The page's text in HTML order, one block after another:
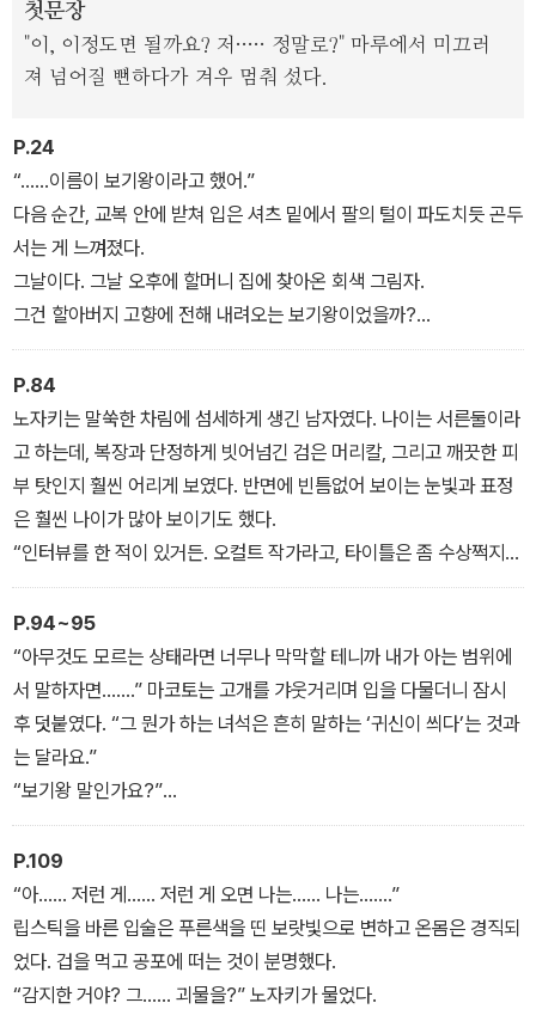
의 회사에 치사의 일로 볼일이 있다며 손님이 찾아온다. 배 속에 있는
소중한 아이 치사, 아직 아무에게도 이름을 알려주지 않았는데…….
게다가 손님의 방문을 알려준 후배 다카나시는 원인을 알 수 없는 부
이후에도 이상한 전화나 메일이 오는 등 괴이한 일이 반복되자 히데
키는 어렸을 적 자신을 찾아왔던 '보기왕'이라는 괴물을 떠올린다. 소
름 끼치는 괴물 보기왕, 하지만 어떻게 생겼는지도, 정체가 무엇인지
도 알 수 없다. 그 괴물이 왜 이제 와서 나를 만나러 오는 걸까. 보기왕
은 시간이 갈수록 진화하고, 히데키의 아내와 딸의 이름까지 언급하
면서 그를 점점 공포의 지옥으로 밀어 넣는다.
첫문장
"이, 이정도면 될까요? 저····· 정말로?" 마루에서 미끄러
져 넘어질 뻔하다가 겨우 멈춰 섰다.
P.24
“……이름이 보기왕이라고 했어.”
다음 순간, 교복 안에 받쳐 입은 셔츠 밑에서 팔의 털이 파도치듯 곤두
서는 게 느껴졌다.
그날이다. 그날 오후에 할머니 집에 찾아온 회색 그림자.
그건 할아버지 고향에 전해 내려오는 보기왕이었을까?
그때 느꼈던 공포와 할머니 말에서 짐작하건대, 할아버지는 그날 온
손님을 보기왕이라고 여겼을 가능성이 높다. 하지만 그런 게 실제로
존재할 리는 만무하다. 그렇다면 그 손님은 누구였을까. 게다가 그 기
묘한 단어…….
P.84
노자키는 말쑥한 차림에 섬세하게 생긴 남자였다. 나이는 서른둘이라
고 하는데, 복장과 단정하게 빗어넘긴 검은 머리칼, 그리고 깨끗한 피
부 탓인지 훨씬 어리게 보였다. 반면에 빈틈없어 보이는 눈빛과 표정
은 훨씬 나이가 많아 보이기도 했다.
“인터뷰를 한 적이 있거든. 오컬트 작가라고, 타이틀은 좀 수상쩍지만
성실한 데다 학문적인 지식도 보통이 아니야. 더구나 네게 힘이 될 만
한 지인이 있는 것 같아. 만나서 한번 얘기를 나눠보는 게 어때?”
그날 내가 보기왕에 대해 기나긴 이야기를 마치자 가라쿠사는 그렇게
말하며 명함을 한 장 내밀었다.
P.94~95
“아무것도 모르는 상태라면 너무나 막막할 테니까 내가 아는 범위에
서 말하자면…….” 마코토는 고개를 갸웃거리며 입을 다물더니 잠시
후 덧붙였다. “그 뭔가 하는 녀석은 흔히 말하는 ‘귀신이 씌다’는 것과
는 달라요.”
“보기왕 말인가요?”
“네. 기본적으로 어딘가…… 멀리 있어요.”
“멀리?”
“네, 멀리.” 그녀는 내 말을 따라하면서 고개를 끄덕였다. “이름을 부
르는 건 그래서인 것 같아요. 매번 멀리서 찾아오기 때문에 자신이 찾
는 사람이 맞는지 안 맞는지 자신이 없어서요.”
P.109
“아…… 저런 게…… 저런 게 오면 나는…… 나는…….”
립스틱을 바른 입술은 푸른색을 띤 보랏빛으로 변하고 온몸은 경직되
었다. 겁을 먹고 공포에 떠는 것이 분명했다.
“감지한 거야? 그…… 괴물을?” 노자키가 물었다.